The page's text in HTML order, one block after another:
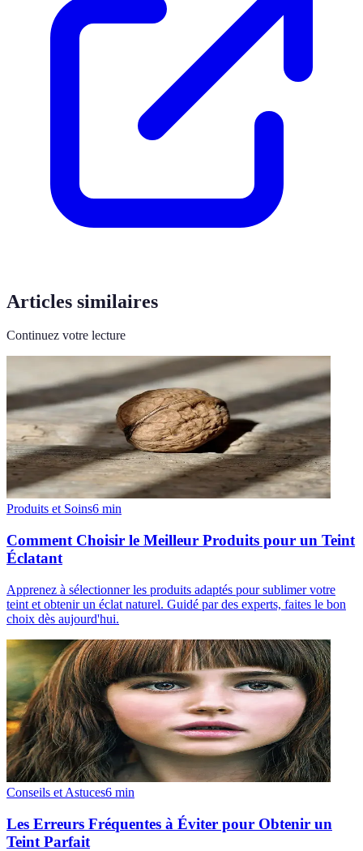
Articles similaires
Continuez votre lecture
Produits et Soins6 min
Comment Choisir le Meilleur Produits pour un Teint
Éclatant
Apprenez à sélectionner les produits adaptés pour sublimer votre
teint et obtenir un éclat naturel. Guidé par des experts, faites le bon
choix dès aujourd'hui.
Conseils et Astuces6 min
Les Erreurs Fréquentes à Éviter pour Obtenir un
Teint Parfait